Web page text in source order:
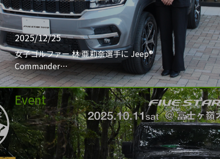
2025/12/25
女子ゴルファー 林 亜莉奈選手に Jeep®
Commander…
Event